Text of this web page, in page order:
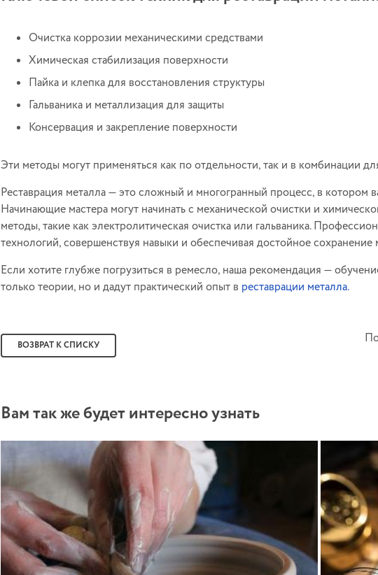
Очистка коррозии механическими средствами
Химическая стабилизация поверхности
Пайка и клепка для восстановления структуры
Гальваника и металлизация для защиты
Консервация и закрепление поверхности
Эти методы могут применяться как по отдельности, так и в комбинации
Реставрация металла — это сложный и многогранный процесс, в котором
Начинающие мастера могут начинать с механической очистки и
методы, такие как электролитическая очистка или гальваника.
технологий, совершенствуя навыки и обеспечивая достойное
Если хотите глубже погрузиться в ремесло, наша рекомендация —
только теории, но и дадут практический опыт в реставрации металла.
ВОЗВРАТ К СПИСКУ
Вам так же будет интересно узнать